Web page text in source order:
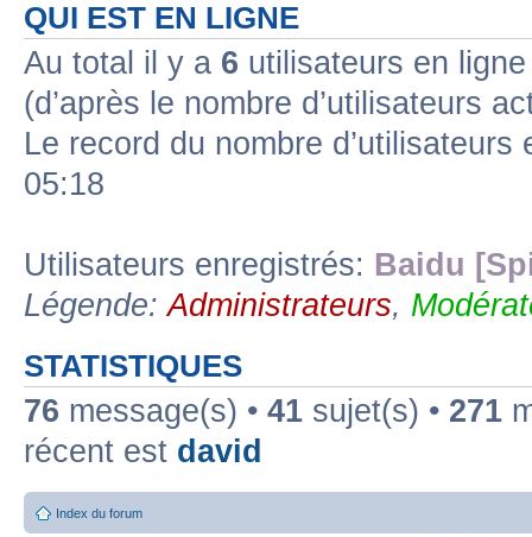
QUI EST EN LIGNE
Au total il y a 6 utilisateurs en
(d’après le nombre d’utilisateurs
Le record du nombre
05:18
Utilisateurs enregistrés: Baidu
Légende:Administrateurs,
STATISTIQUES
76 message(s) • 41 sujet(s) • 271
récent est david
Index du forum